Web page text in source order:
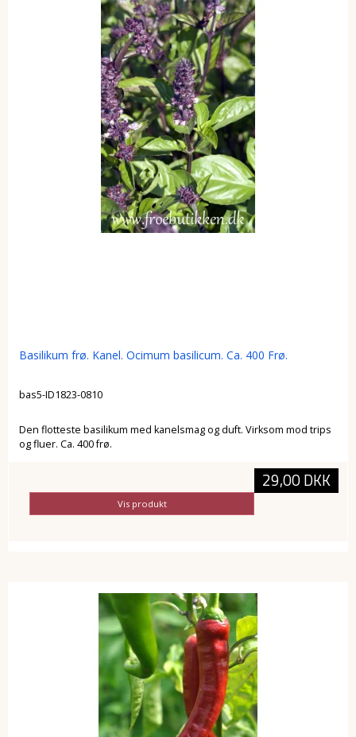
Basilikum frø. Kanel. Ocimum basilicum. Ca. 400 Frø.
bas5-ID1823-0810
Den flotteste basilikum med kanelsmag og duft. Virksom mod trips
og fluer. Ca. 400 frø.
29,00 DKK
Vis produkt